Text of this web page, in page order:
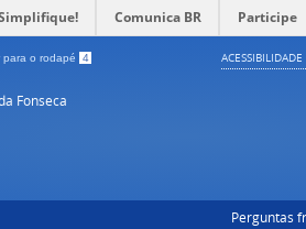
Comunica BR Participe
para o rodapé 4 ACESSIBILIDADE
Fonseca
Perguntas